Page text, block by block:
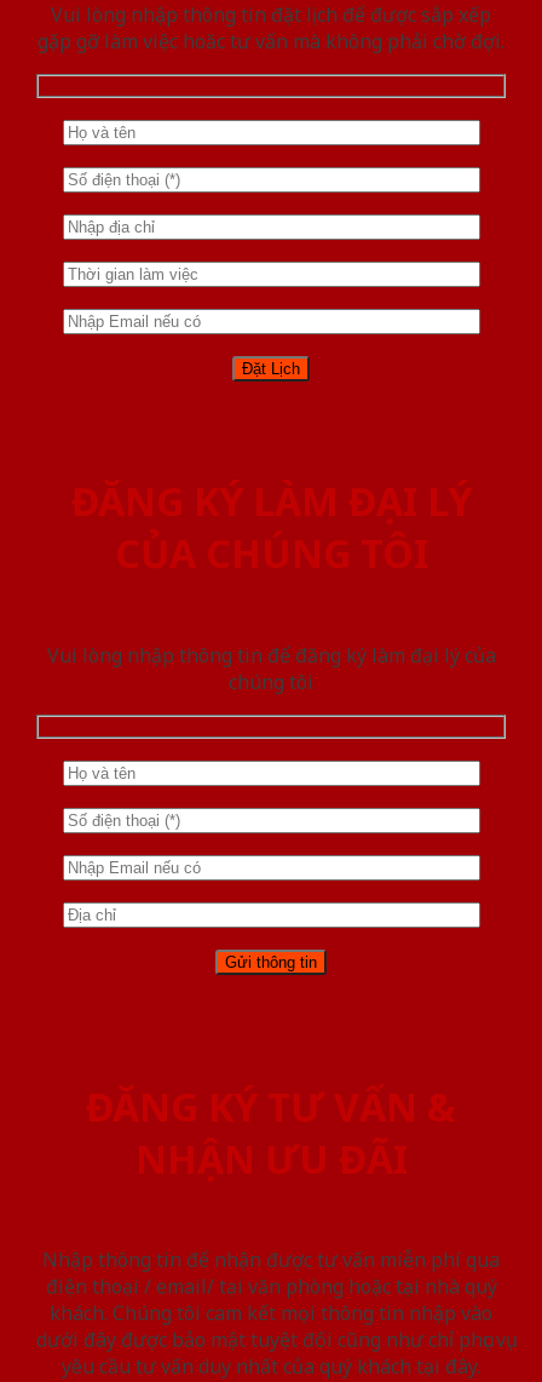
Vui lòng nhập thông tin đặt lịch để được sắp xếp
gặp gỡ làm việc hoăc tư vấn mà không phải chờ đợi.
ĐĂNG KÝ LÀM ĐẠI LÝ
CỦA CHÚNG TÔI
Vui lòng nhập thông tin để đăng ký làm đại lý của
chúng tôi
ĐĂNG KÝ TƯ VẤN &
NHẬN ƯU ĐÃI
Nhập thông tin để nhận được tư vấn miễn phí qua
điện thoại / email/ tại văn phòng hoặc tại nhà quý
khách. Chúng tôi cam kết mọi thông tin nhập vào
dưới đây được bảo mật tuyệt đối cũng như chỉ phục vụ
yêu cầu tư vấn duy nhất của quý khách tại đây.